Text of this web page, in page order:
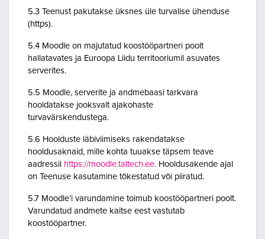
5.3 Teenust pakutakse üksnes üle turvalise ühenduse
(https).
5.4 Moodle on majutatud koostööpartneri poolt
hallatavates ja Euroopa Liidu territooriumil asuvates
serverites.
5.5 Moodle, serverite ja andmebaasi tarkvara
hooldatakse jooksvalt ajakohaste
turvavärskendustega.
5.6 Hoolduste läbiviimiseks rakendatakse
hooldusaknaid, mille kohta tuuakse täpsem teave
aadressil https://moodle.taltech.ee. Hooldusakende ajal
on Teenuse kasutamine tõkestatud või piiratud.
5.7 Moodle’i varundamine toimub koostööpartneri poolt.
Varundatud andmete kaitse eest vastutab
koostööpartner.